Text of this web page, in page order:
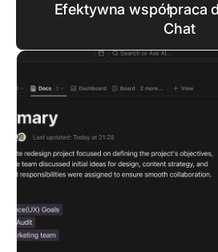
Efektywna współpraca
Chat